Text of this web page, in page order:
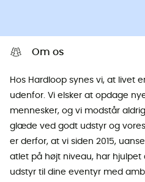
Om os
Hos Hardloop synes vi, at livet
udenfor. Vi elsker at opdage
mennesker, og vi modstår
glæde ved godt udstyr og
er derfor, at vi siden 2015,
atlet på højt niveau, har
udstyr til dine eventyr med